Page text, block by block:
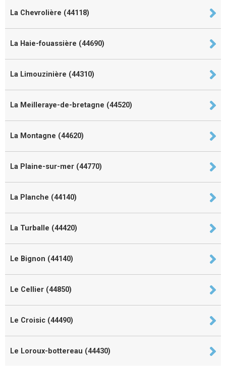
La Chevrolière (44118)
La Haie-fouassière (44690)
La Limouzinière (44310)
La Meilleraye-de-bretagne (44520)
La Montagne (44620)
La Plaine-sur-mer (44770)
La Planche (44140)
La Turballe (44420)
Le Bignon (44140)
Le Cellier (44850)
Le Croisic (44490)
Le Loroux-bottereau (44430)